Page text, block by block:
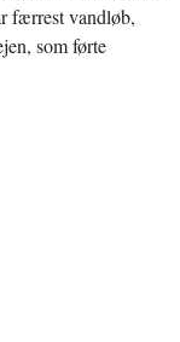
færrest vandløb,
som førte